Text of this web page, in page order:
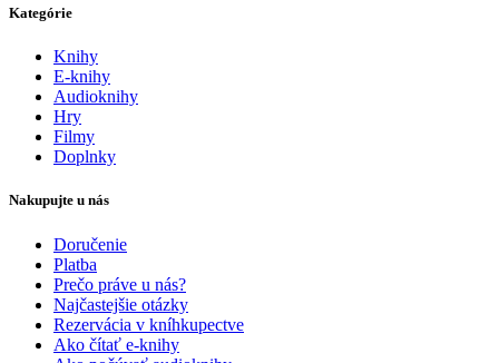
Kategórie
Knihy
E-knihy
Audioknihy
Hry
Filmy
Doplnky
Nakupujte u nás
Doručenie
Platba
Prečo práve u nás?
Najčastejšie otázky
Rezervácia v kníhkupectve
Ako čítať e-knihy